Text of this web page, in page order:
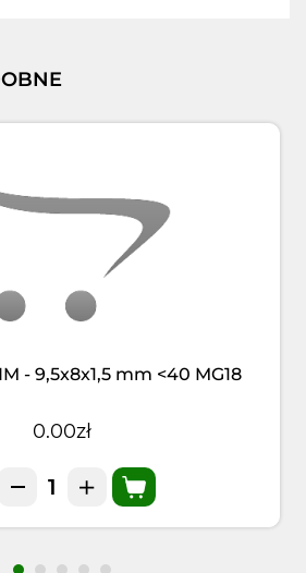
- 9,5x8x1,5 mm <40 MG18
0.00zł